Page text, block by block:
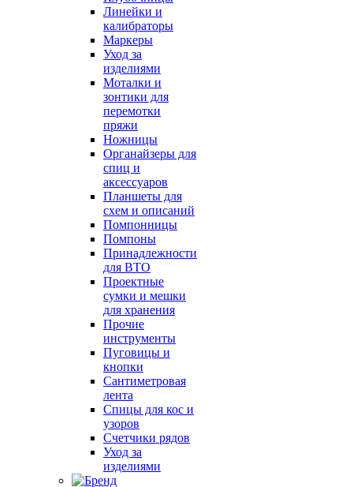
Линейки и
калибраторы
Маркеры
Уход за
изделиями
Моталки и
зонтики для
перемотки
пряжи
Ножницы
Органайзеры для
спиц и
аксессуаров
Планшеты для
схем и описаний
Помпонницы
Помпоны
Принадлежности
для ВТО
Проектные
сумки и мешки
для хранения
Прочие
инструменты
Пуговицы и
кнопки
Сантиметровая
лента
Спицы для кос и
узоров
Счетчики рядов
Уход за
изделиями